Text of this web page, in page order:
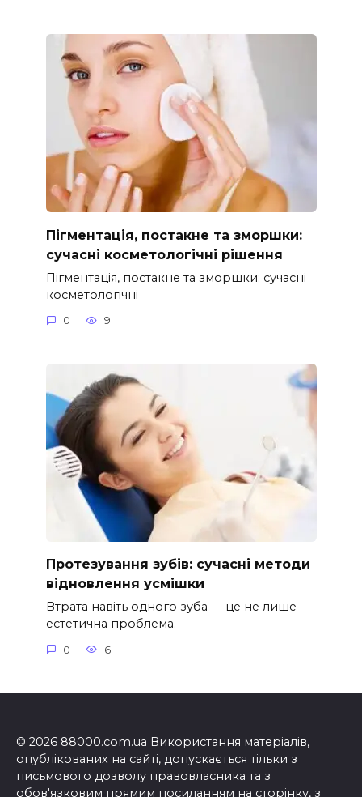
Пігментація, постакне та зморшки:
сучасні косметологічні рішення
Пігментація, постакне та зморшки: сучасні
косметологічні
0 9
Протезування зубів: сучасні методи
відновлення усмішки
Втрата навіть одного зуба — це не лише
естетична проблема.
0 6
© 2026 88000.com.ua Використання матеріалів,
опублікованих на сайті, допускається тільки з
письмового дозволу правовласника та з
обов'язковим прямим посиланням на сторінку, з